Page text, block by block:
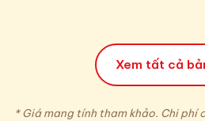
Xem tất cả
* Giá mang tính tham khảo. Chi phí